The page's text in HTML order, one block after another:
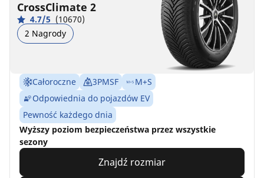
CrossClimate 2
4.7/5 (10670)
2 Nagrody
Całoroczne 3PMSF
M+S
Odpowiednia do pojazdów EV
Pewność każdego dnia
Wyższy poziom bezpieczeństwa przez wszystkie
sezony
Znajdź rozmiar